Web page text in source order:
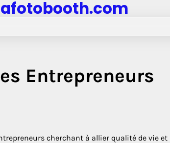
Entrepreneurs
cherchant à allier qualité de vie et